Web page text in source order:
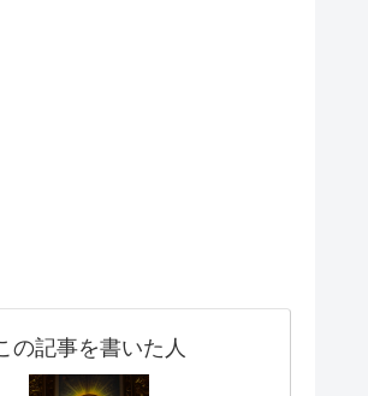
の記事を書いた人